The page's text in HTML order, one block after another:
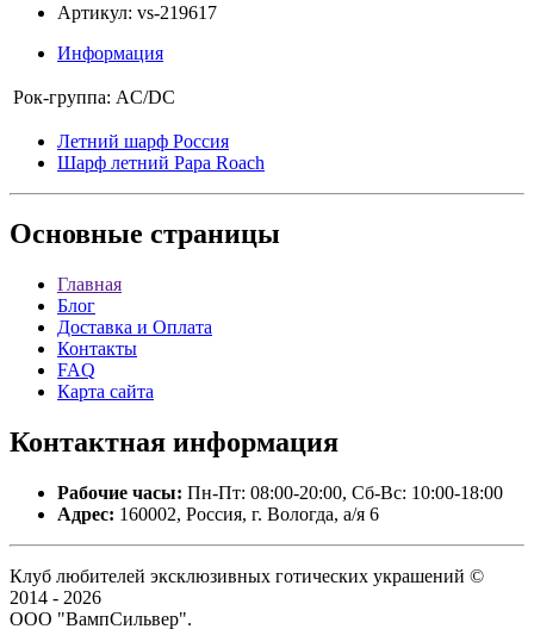
Артикул: vs-219617
Информация
Рок-группа: AC/DC
Летний шарф Россия
Шарф летний Papa Roach
Основные страницы
Главная
Блог
Доставка и Оплата
Контакты
FAQ
Карта сайта
Контактная информация
Рабочие часы: Пн-Пт: 08:00-20:00, Сб-Вс: 10:00-18:00
Адрес: 160002, Россия, г. Вологда, а/я 6
Клуб любителей эксклюзивных готических украшений ©
2014 - 2026
ООО "ВампСильвер".